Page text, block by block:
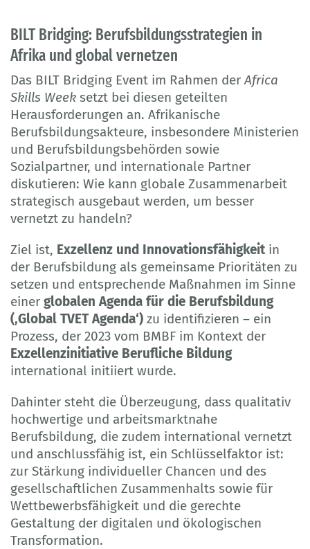
BILT Bridging: Berufsbildungsstrategien in
Afrika und global vernetzen
Das BILT Bridging Event im Rahmen der Africa
Skills Week setzt bei diesen geteilten
Herausforderungen an. Afrikanische
Berufsbildungsakteure, insbesondere Ministerien
und Berufsbildungsbehörden sowie
Sozialpartner, und internationale Partner
diskutieren: Wie kann globale Zusammenarbeit
strategisch ausgebaut werden, um besser
vernetzt zu handeln?
Ziel ist, Exzellenz und Innovationsfähigkeit in
der Berufsbildung als gemeinsame Prioritäten zu
setzen und entsprechende Maßnahmen im Sinne
einer globalen Agenda für die Berufsbildung
(‚Global TVET Agenda‘) zu identifizieren – ein
Prozess, der 2023 vom BMBF im Kontext der
Exzellenzinitiative Berufliche Bildung
international initiiert wurde.
Dahinter steht die Überzeugung, dass qualitativ
hochwertige und arbeitsmarktnahe
Berufsbildung, die zudem international vernetzt
und anschlussfähig ist, ein Schlüsselfaktor ist:
zur Stärkung individueller Chancen und des
gesellschaftlichen Zusammenhalts sowie für
Wettbewerbsfähigkeit und die gerechte
Gestaltung der digitalen und ökologischen
Transformation.